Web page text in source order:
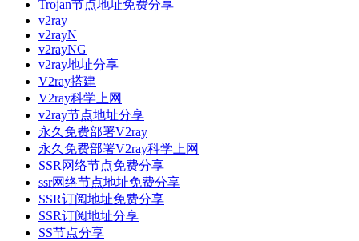
Trojan节点地址免费分享
v2ray
v2rayN
v2rayNG
v2ray地址分享
V2ray搭建
V2ray科学上网
v2ray节点地址分享
永久免费部署V2ray
永久免费部署V2ray科学上网
SSR网络节点免费分享
ssr网络节点地址免费分享
SSR订阅地址免费分享
SSR订阅地址分享
SS节点分享